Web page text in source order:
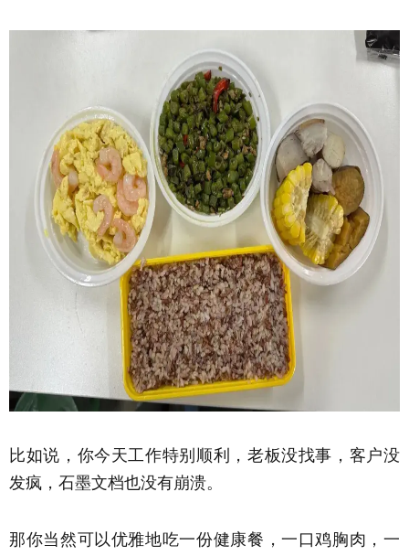
比如说，你今天工作特别顺利，老板没找事，客户没
发疯，石墨文档也没有崩溃。
那你当然可以优雅地吃一份健康餐，一口鸡胸肉，一